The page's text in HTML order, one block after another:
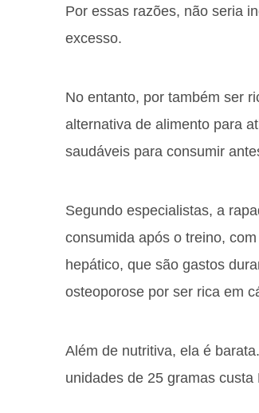
Por essas razões, não seria
excesso.
No entanto, por também ser
alternativa de alimento para
saudáveis para consumir
Segundo especialistas, a
consumida após o treino,
hepático, que são gastos
osteoporose por ser rica em
Além de nutritiva, ela é
unidades de 25 gramas custa